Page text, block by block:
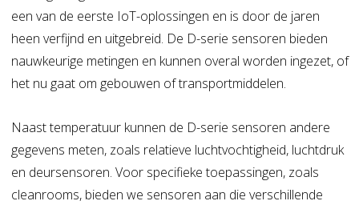
een van de eerste IoT-oplossingen en is door de jaren
heen verfijnd en uitgebreid. De D-serie sensoren bieden
nauwkeurige metingen en kunnen overal worden ingezet, of
het nu gaat om gebouwen of transportmiddelen.
Naast temperatuur kunnen de D-serie sensoren andere
gegevens meten, zoals relatieve luchtvochtigheid, luchtdruk
en deursensoren. Voor specifieke toepassingen, zoals
cleanrooms, bieden we sensoren aan die verschillende